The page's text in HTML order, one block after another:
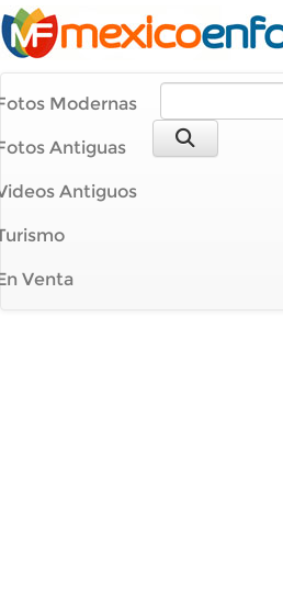
Modernas
Antiguas
Antiguos
Venta